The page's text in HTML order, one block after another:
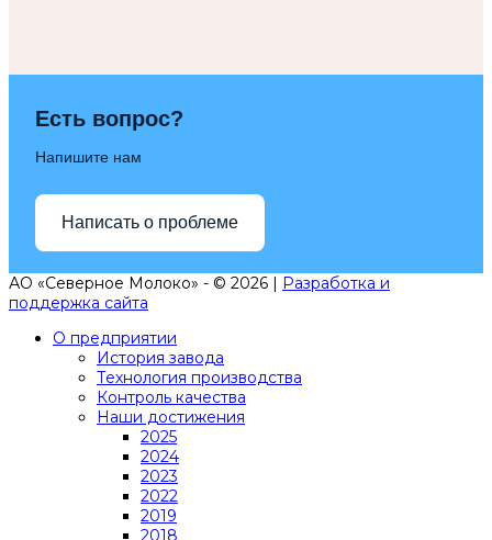
Есть вопрос?
Напишите нам
Написать о проблеме
АО «Северное Молоко» - © 2026 | Разработка и
поддержка сайта
О предприятии
История завода
Технология производства
Контроль качества
Наши достижения
2025
2024
2023
2022
2019
2018